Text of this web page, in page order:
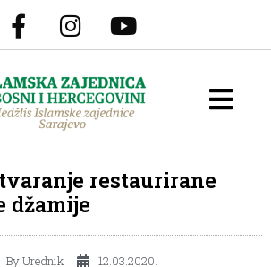
restaurirane
džamije
ByUrednik 12.03.2020.